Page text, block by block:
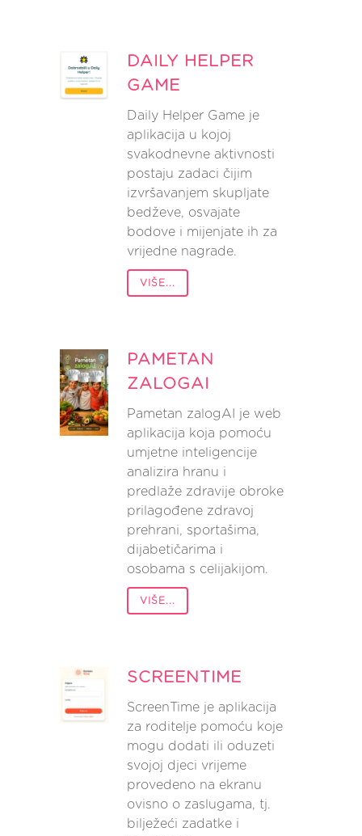
DAILY HELPER
GAME
Daily Helper Game je
aplikacija u kojoj
svakodnevne aktivnosti
postaju zadaci čijim
izvršavanjem skupljate
bedževe, osvajate
bodove i mijenjate ih za
vrijedne nagrade.
VIŠE...
PAMETAN
ZALOGAI
Pametan zalogAI je web
aplikacija koja pomoću
umjetne inteligencije
analizira hranu i
predlaže zdravije obroke
prilagođene zdravoj
prehrani, sportašima,
dijabetičarima i
osobama s celijakijom.
VIŠE...
SCREENTIME
ScreenTime je aplikacija
za roditelje pomoću koje
mogu dodati ili oduzeti
svojoj djeci vrijeme
provedeno na ekranu
ovisno o zaslugama, tj.
bilježeći zadatke i